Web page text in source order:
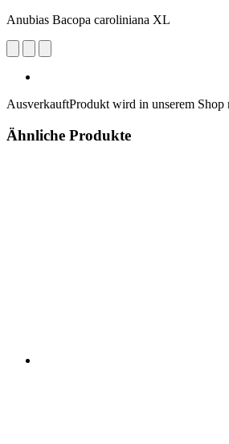
Anubias Bacopa caroliniana XL
AusverkauftProdukt wird in unserem Shop
Ähnliche Produkte